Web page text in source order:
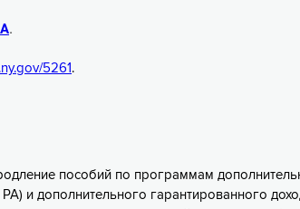
.
5261.
пособий по программам
и дополнительного гарантированного